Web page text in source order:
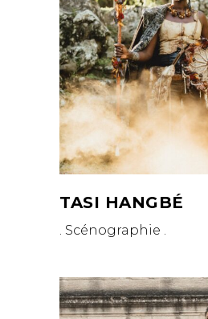
TASI HANGBÉ
. Scénographie .